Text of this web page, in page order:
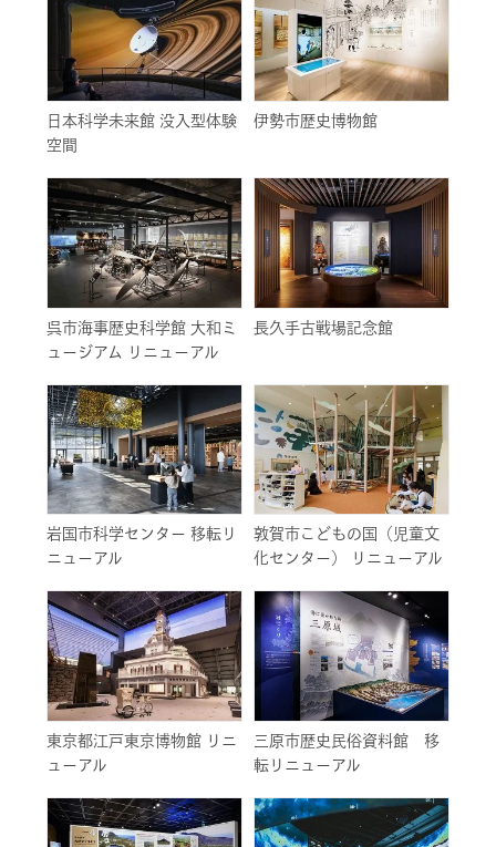
日本科学未来館 没入型体験
空間
伊勢市歴史博物館
呉市海事歴史科学館 大和ミ
ュージアム リニューアル
長久手古戦場記念館
岩国市科学センター 移転リ
ニューアル
敦賀市こどもの国（児童文
化センター） リニューアル
東京都江戸東京博物館 リニ
ューアル
三原市歴史民俗資料館 移
転リニューアル